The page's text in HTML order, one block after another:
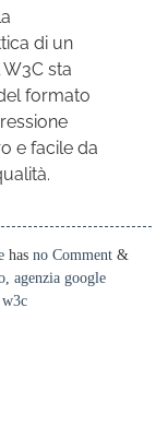
di un
sta
formato
e facile da
has no Comment &
, agenzia google
w3c